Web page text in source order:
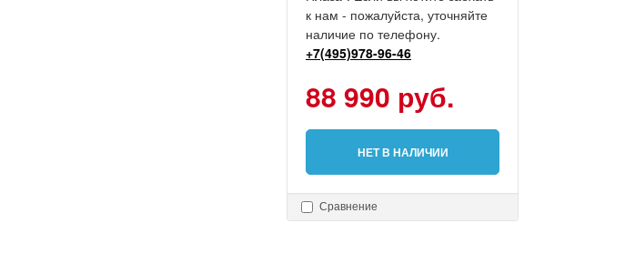
к нам - пожалуйста, уточняйте
наличие по телефону.
+7(495)978-96-46
88 990 руб.
НЕТ В НАЛИЧИИ
Сравнение